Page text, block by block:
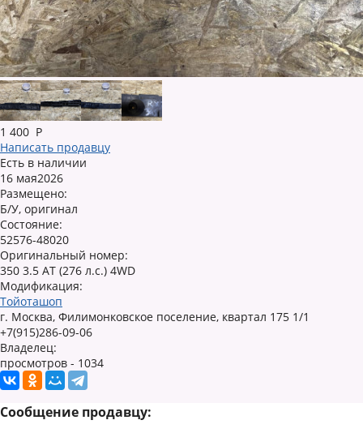
1 400 Р
Написать продавцу
Есть в наличии
16 мая2026
Размещено:
Б/У, оригинал
Состояние:
52576-48020
Оригинальный номер:
350 3.5 AT (276 л.с.) 4WD
Модификация:
Тойоташоп
г. Москва, Филимонковское поселение, квартал 175 1/1
+7(915)286-09-06
Владелец:
просмотров - 1034
Сообщение продавцу: